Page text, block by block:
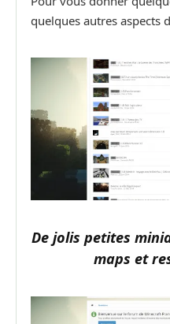
quelques autres aspects
De jolis petites
maps et